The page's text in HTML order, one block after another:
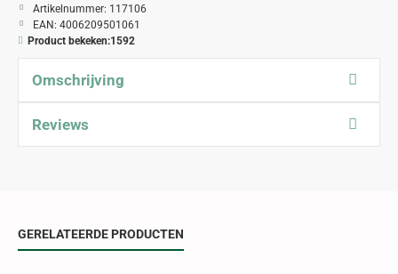
Artikelnummer: 117106
EAN: 4006209501061
Product bekeken:1592
Omschrijving
Reviews
GERELATEERDE PRODUCTEN